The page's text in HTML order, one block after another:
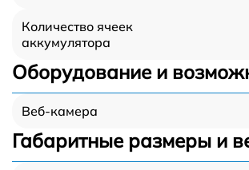
Количество ячеек
аккумулятора
Оборудование и
Веб-камера
Габаритные размеры и